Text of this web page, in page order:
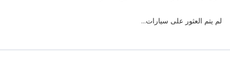
لم يتم العثور على سيارات...